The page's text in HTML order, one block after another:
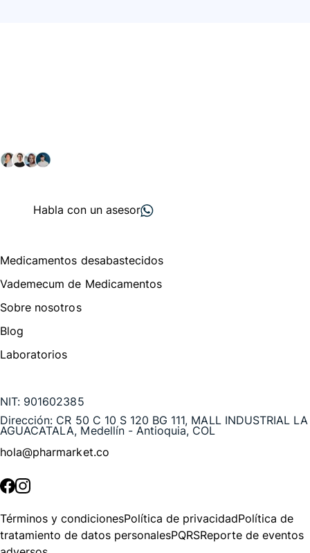
Habla con un asesor
Medicamentos desabastecidos
Vademecum de Medicamentos
Sobre nosotros
Blog
Laboratorios
NIT: 901602385
Dirección: CR 50 C 10 S 120 BG 111, MALL INDUSTRIAL LA
AGUACATALA, Medellín - Antioquia, COL
hola@pharmarket.co
Términos y condicionesPolítica de privacidadPolítica de
tratamiento de datos personalesPQRSReporte de eventos